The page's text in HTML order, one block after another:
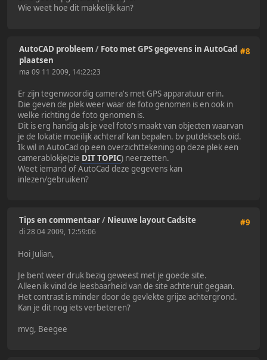
Wie weet hoe dit makkelijk kan?
#8
AutoCAD probleem / Foto met GPS gegevens in AutoCad
plaatsen
ma 09 11 2009, 14:22:23
Er zijn tegenwoordig camera's met GPS apparatuur erin.
Die geven de plek weer waar de foto genomen is en ook in
welke richting de foto genomen is.
Dit is erg handig als je veel foto's maakt van objecten waarvan
je de lokatie moeilijk achteraf kan bepalen. bv putdeksels oid.
Ik wil in AutoCad op een overzichttekening op deze plek een
camerablokje(zie DIT TOPIC) neerzetten.
Weet iemand of AutoCad deze gegevens kan
inlezen/gebruiken?
#9
Tips en commentaar/ Nieuwe layout Cadsite
di 28 04 2009, 12:59:06
Hoi Julian,
Je bent weer druk bezig geweest met je goede site.
Alleen ik vind de leesbaarheid van de site achteruit gegaan.
Het contrast is minder door de gevlekte grijze achtergrond.
Kan je dit nog iets verbeteren?
mvg, Beegee